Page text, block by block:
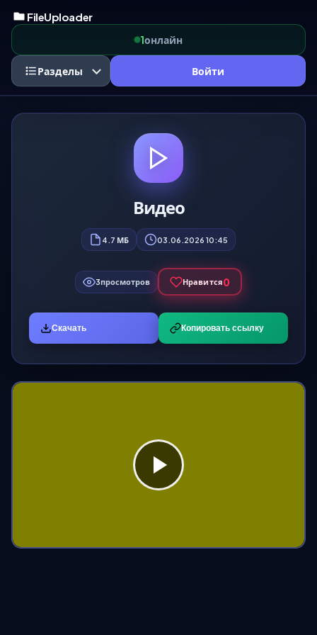
FileUploader
1онлайн
Разделы Войти
Видео
4.7 МБ 03.06.2026 10:45
3просмотров Нравится0
Скачать Копировать ссылку